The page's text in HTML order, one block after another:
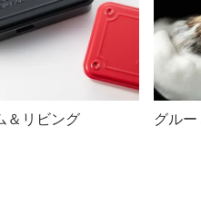
＆リビング グル